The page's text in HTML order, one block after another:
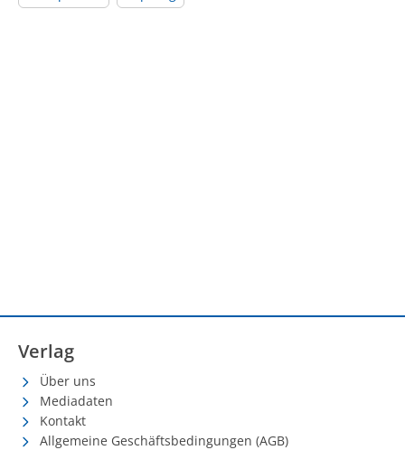
Verlag
Über uns
Mediadaten
Kontakt
Allgemeine Geschäftsbedingungen (AGB)